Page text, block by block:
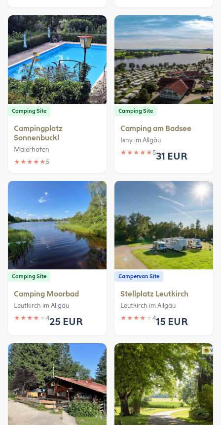
Camping Site
Campingplatz
Sonnenbuckl
Maierhöfen
★ ★ ★ ★ ★5
Camping Site
Camping am Badsee
Isny im Allgäu
★ ★ ★ ★ ★531 EUR
Camping Site
Camping Moorbad
Leutkirch im Allgäu
★ ★ ★ ★ ★ 425 EUR
Campervan Site
Stellplatz Leutkirch
Leutkirch im Allgäu
★ ★ ★ ★ ★ 415 EUR